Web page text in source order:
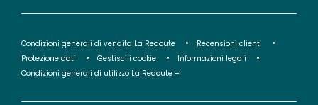
Condizioni generali di vendita La Redoute
Recensioni clienti
Protezione dati
Gestisci i cookie
Informazioni legali
Condizioni generali di utilizzo La Redoute +